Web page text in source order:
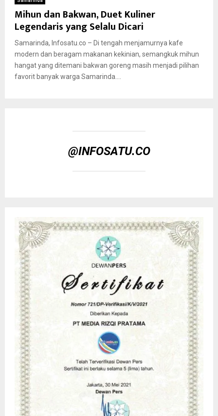
Mihun dan Bakwan, Duet Kuliner
Legendaris yang Selalu Dicari
Samarinda, Infosatu.co – Di tengah menjamurnya kafe
modern dan beragam makanan kekinian, semangkuk mihun
hangat yang ditemani bakwan goreng masih menjadi pilihan
favorit banyak warga Samarinda....
@INFOSATU.CO